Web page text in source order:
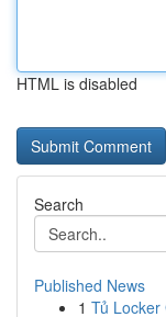
HTML is disabled
Search
Published News
1 Tủ Locker